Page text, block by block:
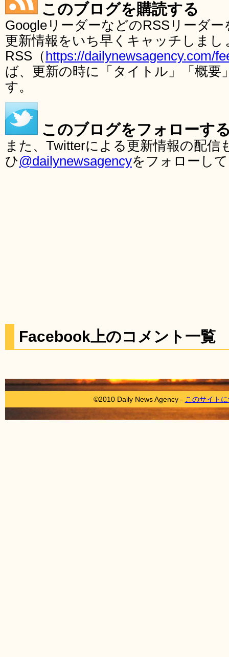
このブログを購読する
GoogleリーダーなどのRSSリーダ
更新情報をいち早くキャッチしま
RSS（ https://dailynewsagency.com/
ば、更新の時に「タイトル」「概要
す。
このブログをフォローす
また、Twitterによる更新情報の配
ひ@dailynewsagencyをフォローし
Facebook上のコメント一覧
©2010 Daily News Agency - このサイト